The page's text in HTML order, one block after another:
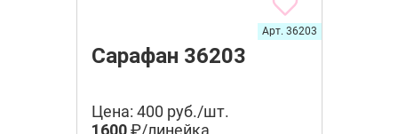
Сарафан 36203
Арт. 36203
Цена: 400 руб./шт.
1600₽/линейка